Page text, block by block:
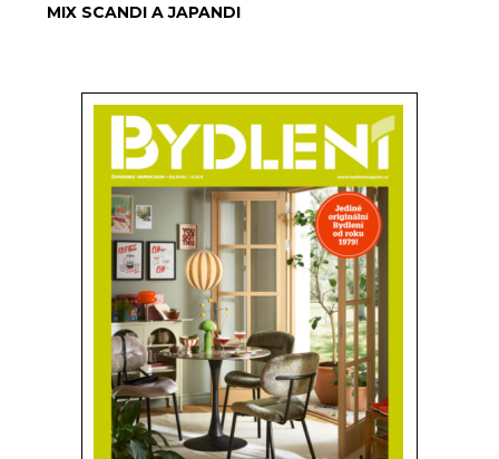
MIX SCANDI A JAPANDI